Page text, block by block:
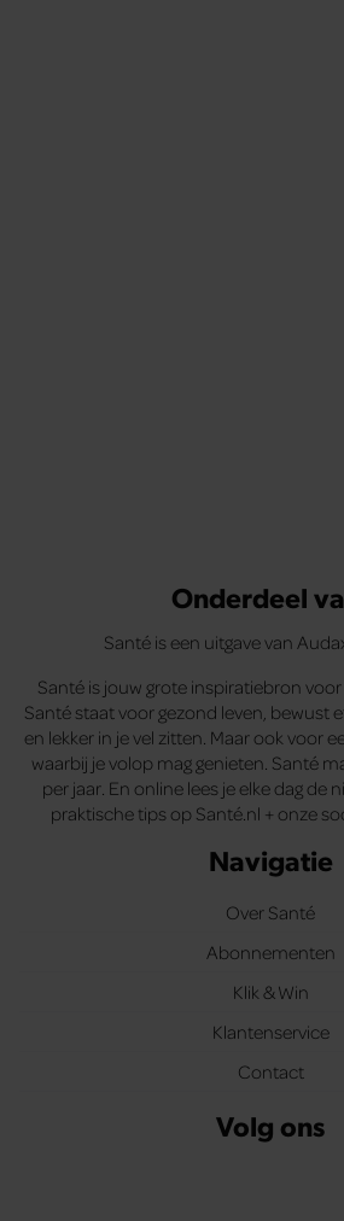
Onderdeel
Santé is een uitgave van
Santé is jouw grote inspiratiebron
Santé staat voor gezond leven, bewust
en lekker in je vel zitten. Maar ook voor
waarbij je volop mag genieten. Santé
per jaar. En online lees je elke dag de
praktische tips op Santé.nl + onze
Navigatie
Over Santé
Abonnementen
Klik & Win
Klantenservice
Contact
Volg ons